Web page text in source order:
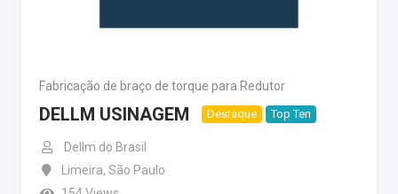
Fabricação de braço de torque para Redutor
DELLM USINAGEM Destaque Top Ten
Dellm do Brasil
Limeira, São Paulo